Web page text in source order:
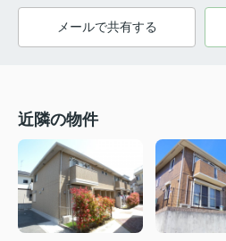
メールで共有する
近隣の物件